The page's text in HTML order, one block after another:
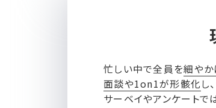
忙しい中で全員を細やか
面談や1on1が形骸化し
サーベイやアンケートで